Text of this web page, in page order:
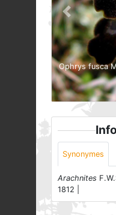
Ophrys fusca
Previous
Synonymes
Arachnites
1812 |